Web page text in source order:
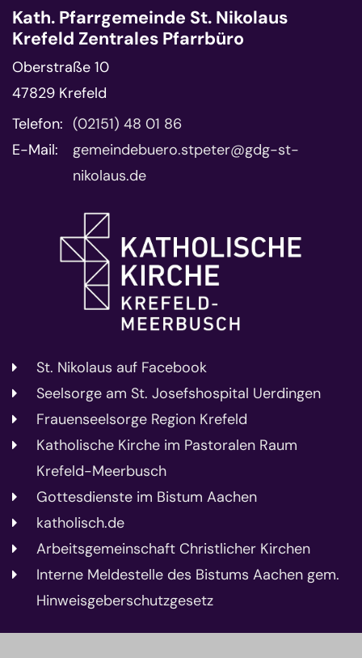
Kath. Pfarrgemeinde St. Nikolaus
Krefeld Zentrales Pfarrbüro
Oberstraße 10
47829 Krefeld
Telefon: (02151) 48 01 86
E-Mail:
gemeindebuero.stpeter@gdg-st-
nikolaus.de
St. Nikolaus auf Facebook
Seelsorge am St. Josefshospital Uerdingen
Frauenseelsorge Region Krefeld
Katholische Kirche im Pastoralen Raum
Krefeld-Meerbusch
Gottesdienste im Bistum Aachen
katholisch.de
Arbeitsgemeinschaft Christlicher Kirchen
Interne Meldestelle des Bistums Aachen gem.
Hinweisgeberschutzgesetz